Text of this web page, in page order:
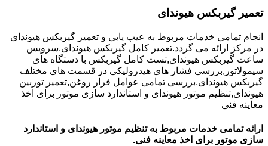
تعمیر گیربکس هیوندای
انجام تمامی خدمات مربوط به عیب یابی و تعمیر گیربکس هیوندای
در مرکز ارائه می گردد.تعمیر کامل گیربکس هیوندای,سرویس
ساعت گیربکس هیوندای,تست کامل گیربکس با دستگاه های
سیمولاتور,بررسی فشار های هیدرولیکی در قسمت های مختلف
گیربکس هیوندای,بررسی تمامی عوامل فرار روغن,تعمیر توربین
هیوندای,تنظیم موتور هیوندای و استاندارد سازی موتور برای اخذ
معاینه فنی
ارائه تمامی خدمات مربوط به تنظیم موتور هیوندای و استاندارد
سازی موتور برای اخذ معاینه فنی.